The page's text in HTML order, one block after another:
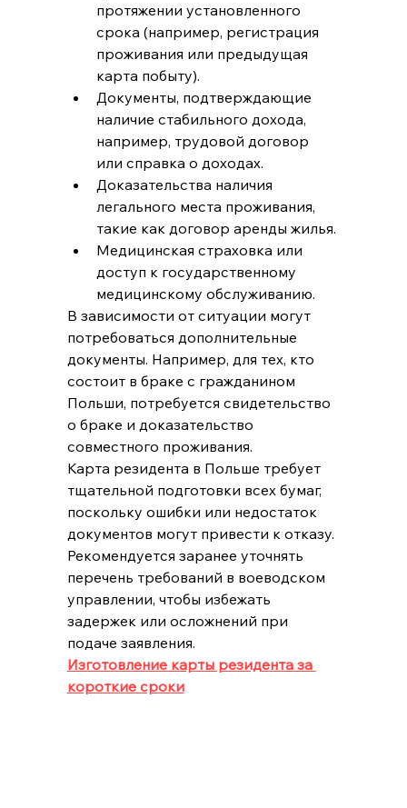
протяжении установленного
срока (например, регистрация
проживания или предыдущая
карта побыту).
Документы, подтверждающие
наличие стабильного дохода,
например, трудовой договор
или справка о доходах.
Доказательства наличия
легального места проживания,
такие как договор аренды жилья.
Медицинская страховка или
доступ к государственному
медицинскому обслуживанию.
В зависимости от ситуации могут
потребоваться дополнительные
документы. Например, для тех, кто
состоит в браке с гражданином
Польши, потребуется свидетельство
о браке и доказательство
совместного проживания.
Карта резидента в Польше требует
тщательной подготовки всех бумаг,
поскольку ошибки или недостаток
документов могут привести к отказу.
Рекомендуется заранее уточнять
перечень требований в воеводском
управлении, чтобы избежать
задержек или осложнений при
подаче заявления.
Изготовление карты резидента за
короткие сроки